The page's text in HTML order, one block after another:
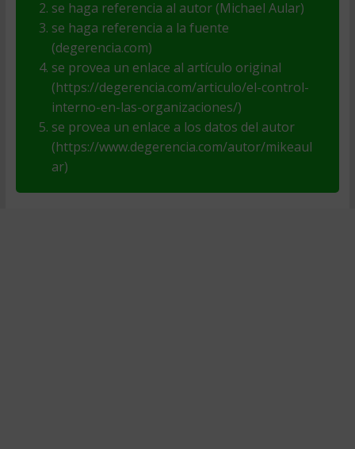
se haga referencia al autor (Michael Aular)
se haga referencia a la fuente
(degerencia.com)
se provea un enlace al artículo original
(https://degerencia.com/articulo/el-control-
interno-en-las-organizaciones/)
se provea un enlace a los datos del autor
(https://www.degerencia.com/autor/mikeaul
ar)